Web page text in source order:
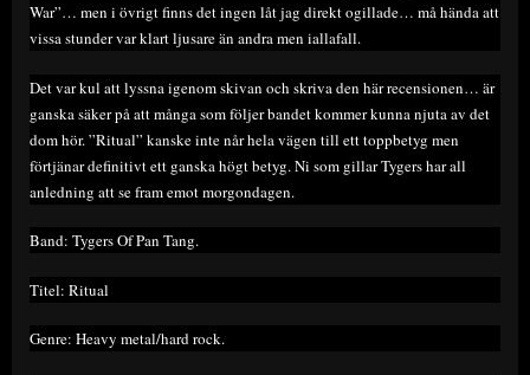
War”… men i övrigt finns det ingen låt jag direkt ogillade… må hända att
vissa stunder var klart ljusare än andra men iallafall.
Det var kul att lyssna igenom skivan och skriva den här recensionen… är
ganska säker på att många som följer bandet kommer kunna njuta av det
dom hör. ”Ritual” kanske inte når hela vägen till ett toppbetyg men
förtjänar definitivt ett ganska högt betyg. Ni som gillar Tygers har all
anledning att se fram emot morgondagen.
Band: Tygers Of Pan Tang.
Titel: Ritual
Genre: Heavy metal/hard rock.